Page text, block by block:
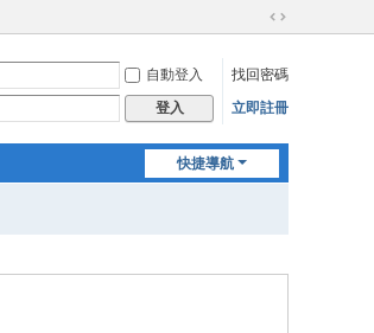
切
到
寬
自動登入
找回密碼
登入 立即註冊
快捷導航